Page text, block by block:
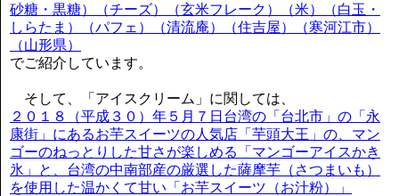
砂糖・黒糖）（チーズ）（玄米フレーク）（米）（白玉・
しらたま）（パフェ）（清流庵）（住吉屋）（寒河江市）
（山形県）
でご紹介しています。
そして、「アイスクリーム」に関しては、
２０１８（平成３０）年５月７日台湾の「台北市」の「永
康街」にあるお芋スイーツの人気店「芋頭大王」の、マン
ゴーのねっとりした甘さが楽しめる「マンゴーアイスかき
氷」と、台湾の中南部産の厳選した薩摩芋（さつまいも）
を使用した温かくて甘い「お芋スイーツ（お汁粉）」